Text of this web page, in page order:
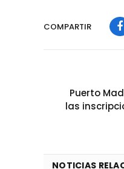
COMPARTIR
Puerto
las
NOTICIAS